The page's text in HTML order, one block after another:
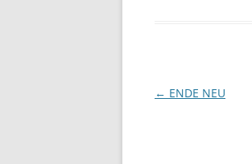
Beitragsnavigation
← ENDE NEU